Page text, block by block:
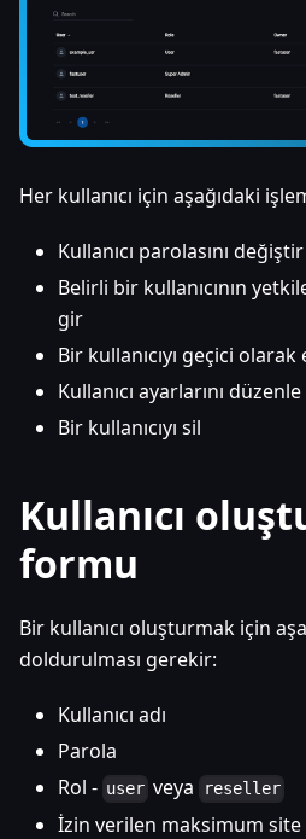
Her kullanıcı için aşağıdaki
Kullanıcı parolasını değiştir
Belirli bir kullanıcının
gir
Bir kullanıcıyı geçici
Kullanıcı ayarlarını düzenle
Bir kullanıcıyı sil
Kullanıcı
formu
Bir kullanıcı oluşturmak için
doldurulması gerekir:
Kullanıcı adı
Parola
Rol - user veya reseller
İzin verilen maksimum site